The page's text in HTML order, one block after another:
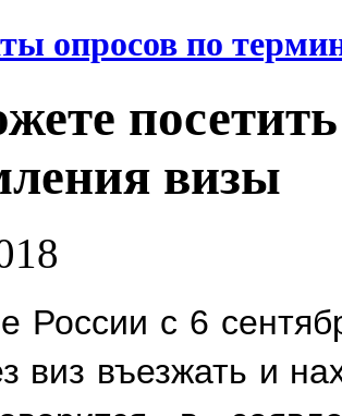
опросов по
визы
России с 6
виз въезжать и